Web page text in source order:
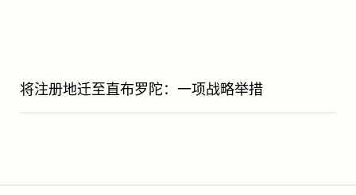
将注册地迁至直布罗陀：一项战略举措